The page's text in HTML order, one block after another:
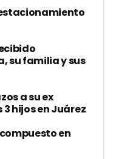
su familia y sus
a su ex
3 hijos en Juárez
en